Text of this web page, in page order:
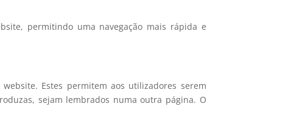
permitindo uma navegação mais rápida e
Estes permitem aos utilizadores serem
sejam lembrados numa outra página. O